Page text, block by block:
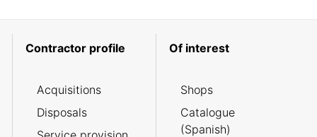
Contractor profile
Acquisitions
Disposals
Of interest
Shops
Catalogue
(Spanish)